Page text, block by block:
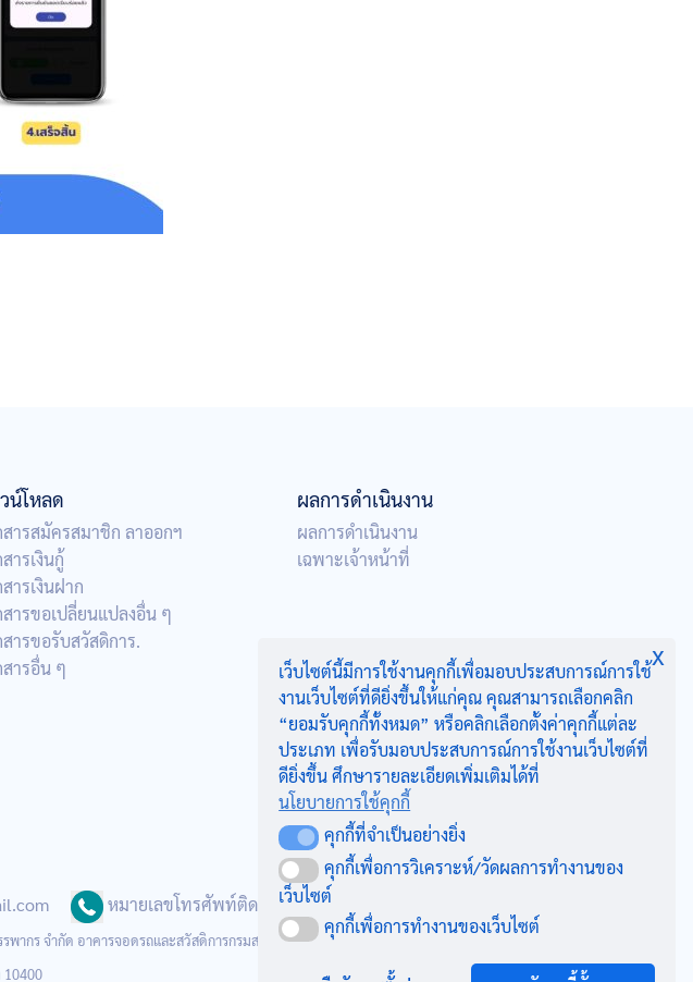
น์โหลด
สารสมัครสมาชิก ลาออกฯ
สารเงินกู้
สารเงินฝาก
สารขอเปลี่ยนแปลงอื่น ๆ
สารขอรับสวัสดิการ.
สารอื่น ๆ
ผลการดำเนินงาน
ผลการดำเนินงาน
เฉพาะเจ้าหน้าที่
หมายเลขโทรศัพท์ติดต่อ
กร จำกัด อาคารจอดรถและสวัสดิการกรมสรรพากร 90 ซอยพหลโยธิน 7 ถนนพหลโยธิน แขวงพญาไท
10400
เว็บไซต์นี้มีการใช้งานคุกกี้เพื่อมอบประสบการณ์การใช้
งานเว็บไซต์ที่ดียิ่งขึ้นให้แก่คุณ คุณสามารถเลือกคลิก
“ยอมรับคุกกี้ทั้งหมด” หรือคลิกเลือกตั้งค่าคุกกี้แต่ละ
ประเภท เพื่อรับมอบประสบการณ์การใช้งานเว็บไซต์ที่
ดียิ่งขึ้น ศึกษารายละเอียดเพิ่มเติมได้ที่
นโยบายการใช้คุกกี้
คุกกี้ที่จำเป็นอย่างยิ่ง
คุกกี้ที่จำเป็นอย่างยิ่ง
คุกกี้เพื่อการวิเคราะห์/วัดผลการทำงานของเว็บไซต์
คุกกี้เพื่อการวิเคราะห์/วัดผลการทำงานของ
เว็บไซต์
คุกกี้เพื่อการทำงานของเว็บไซต์
คุกกี้เพื่อการทำงานของเว็บไซต์
x